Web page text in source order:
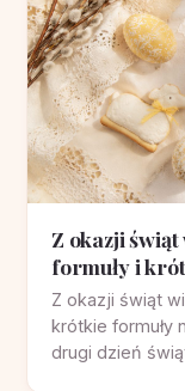
Z okazji
formuły i
Z okazji świąt
krótkie formuły
drugi dzień